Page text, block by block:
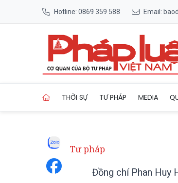
Hotline: 0869 359 588 Email:
THỜI SỰ TƯ PHÁP MEDIA
Tư pháp
Đồng chí Phan Huy